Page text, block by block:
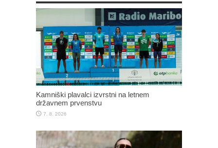
Kamniški plavalci izvrstni na letnem
državnem prvenstvu
7. 8. 2026